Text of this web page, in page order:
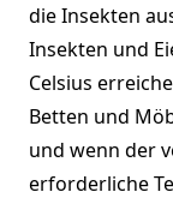
die Insekten
Insekten und
Celsius
Betten und
und wenn der
erforderliche